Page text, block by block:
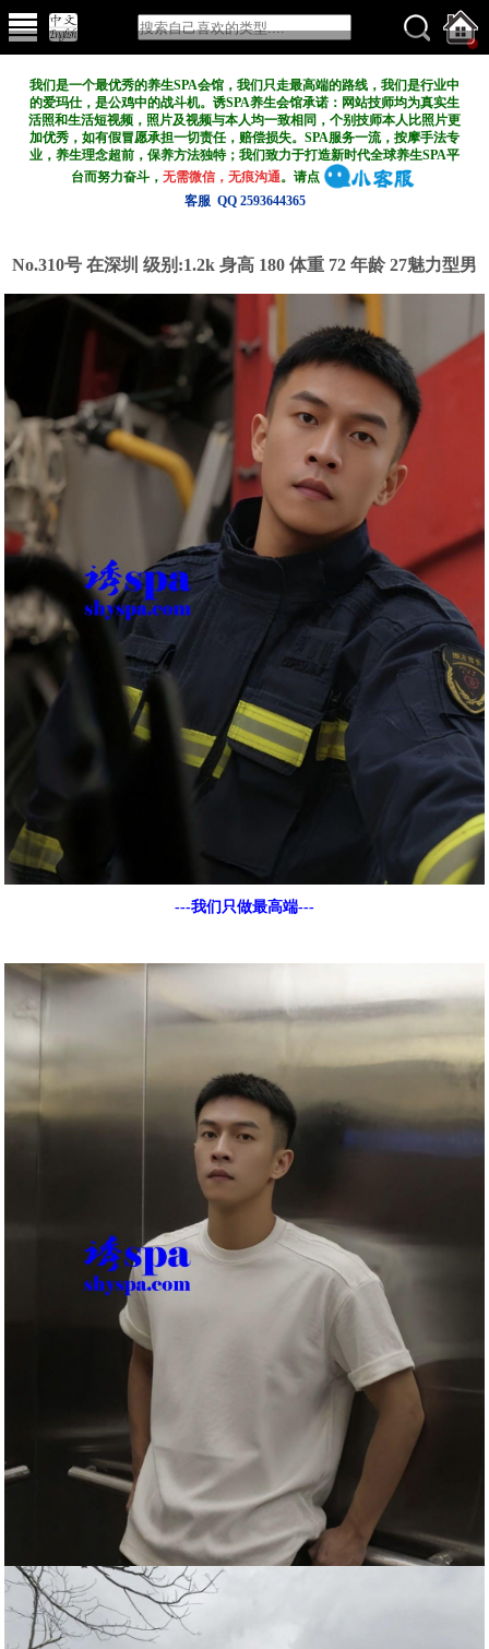
我们是一个最优秀的养生SPA会馆，我们只走最高端的路线，我们是行业中
的爱玛仕，是公鸡中的战斗机。诱SPA养生会馆承诺：网站技师均为真实生
活照和生活短视频，照片及视频与本人均一致相同，个别技师本人比照片更
加优秀，如有假冒愿承担一切责任，赔偿损失。SPA服务一流，按摩手法专
业，养生理念超前，保养方法独特；我们致力于打造新时代全球养生SPA平
台而努力奋斗，无需微信，无痕沟通。请点
客服 QQ 2593644365
No.310号 在深圳 级别:1.2k 身高 180 体重 72 年龄 27魅力型男
---我们只做最高端---